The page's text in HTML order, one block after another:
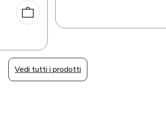
Vedi tutti i prodotti